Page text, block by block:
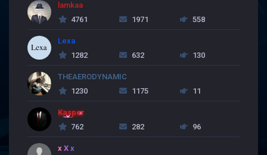
lamkaa
4761
1971 558
Lexa
1282
632 130
THEAERODYNAMIC
1230
1175 11
Kasper
762
282 96
x X x